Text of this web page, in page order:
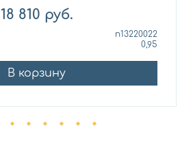
18 810 руб.
п13220022
0,95
В корзину